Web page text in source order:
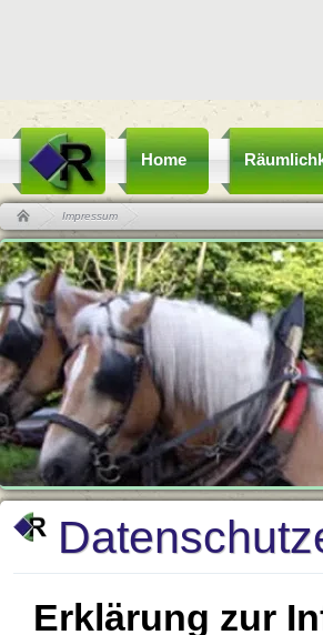
Home
Impressum
Erklärung zur